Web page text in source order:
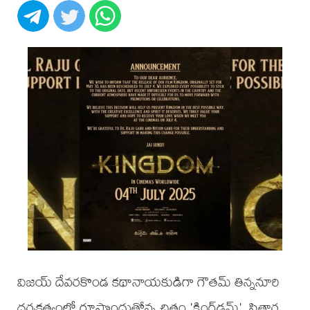
విజయ్ దేవరకొండ కథానాయకుడిగా గౌతమ్ తిన్ననూరి